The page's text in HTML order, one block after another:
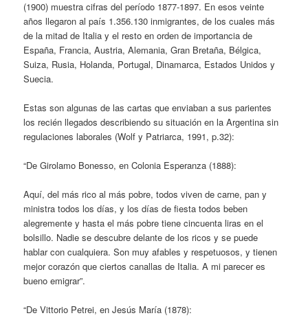
(1900) muestra cifras del período 1877-1897. En esos veinte
años llegaron al país 1.356.130 inmigrantes, de los cuales más
de la mitad de Italia y el resto en orden de importancia de
España, Francia, Austria, Alemania, Gran Bretaña, Bélgica,
Suiza, Rusia, Holanda, Portugal, Dinamarca, Estados Unidos y
Suecia.
Estas son algunas de las cartas que enviaban a sus parientes
los recién llegados describiendo su situación en la Argentina sin
regulaciones laborales (Wolf y Patriarca, 1991, p.32):
“De Girolamo Bonesso, en Colonia Esperanza (1888):
Aquí, del más rico al más pobre, todos viven de carne, pan y
ministra todos los días, y los días de fiesta todos beben
alegremente y hasta el más pobre tiene cincuenta liras en el
bolsillo. Nadie se descubre delante de los ricos y se puede
hablar con cualquiera. Son muy afables y respetuosos, y tienen
mejor corazón que ciertos canallas de Italia. A mi parecer es
bueno emigrar”.
“De Vittorio Petrei, en Jesús María (1878):